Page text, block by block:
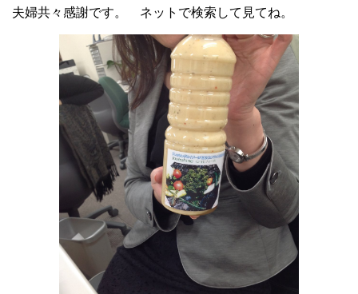
夫婦共々感謝です。 ネットで検索して見てね。